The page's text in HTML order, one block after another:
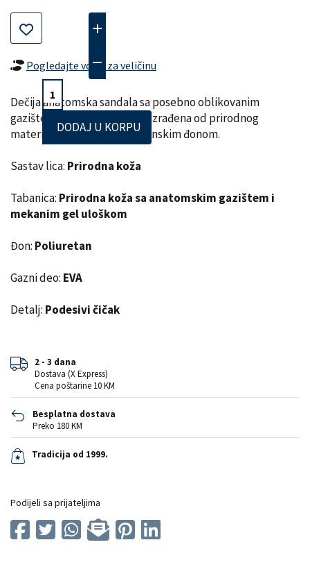
DODAJ U KORPU
Pogledajte vodič za veličinu
Dečija anatomska sandala sa posebno oblikovanim
gazištem, masažnim gelom. Izrađena od prirodnog
materijala – koža, i poliuretanskim đonom.
Sastav lica: Prirodna koža
Tabanica: Prirodna koža sa anatomskim gazištem i
mekanim gel uloškom
Đon: Poliuretan
Gazni deo: EVA
Detalj: Podesivi čičak
2 - 3 dana
Dostava (X Express)
Cena poštarine 10 KM
Besplatna dostava
Preko 180 KM
Tradicija od 1999.
Podijeli sa prijateljima